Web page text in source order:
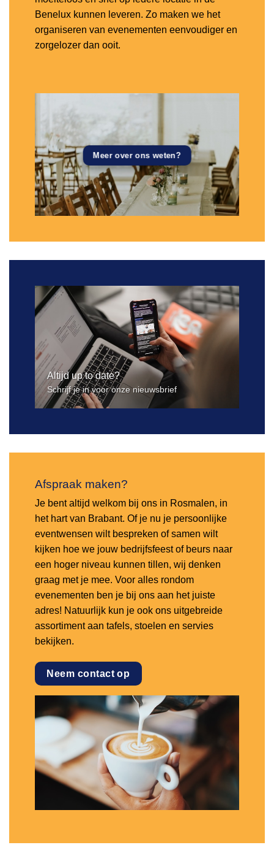
Benelux kunnen leveren. Zo maken we het
organiseren van evenementen eenvoudiger en
zorgelozer dan ooit.
Meer over ons weten?
Altijd up to date?
Schrijf je in voor onze nieuwsbrief
Afspraak maken?
Je bent altijd welkom bij ons in Rosmalen, in
het hart van Brabant. Of je nu je persoonlijke
eventwensen wilt bespreken of samen wilt
kijken hoe we jouw bedrijfsfeest of beurs naar
een hoger niveau kunnen tillen, wij denken
graag met je mee. Voor alles rondom
evenementen ben je bij ons aan het juiste
adres! Natuurlijk kun je ook ons uitgebreide
assortiment aan tafels, stoelen en servies
bekijken.
Neem contact op